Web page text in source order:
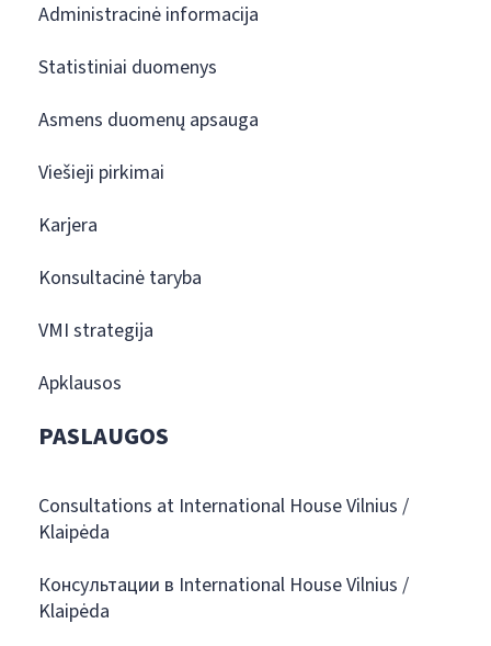
Administracinė informacija
Statistiniai duomenys
Asmens duomenų apsauga
Viešieji pirkimai
Karjera
Konsultacinė taryba
VMI strategija
Apklausos
PASLAUGOS
Consultations at International House Vilnius /
Klaipėda
Консультации в International House Vilnius /
Klaipėda